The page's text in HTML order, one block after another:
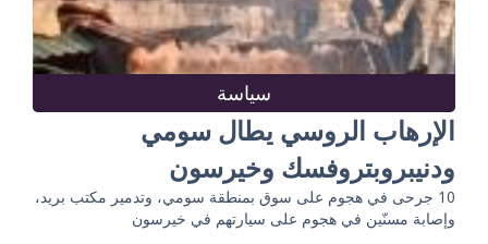
سياسة
الإرهاب الروسي يطال سومي
ودنيبروبتروفسك وخيرسون
10 جرحى في هجوم على سوق بمنطقة سومي، وتدمير مكتب بريد،
وإصابة مسنّين في هجوم على سيارتهم في خيرسون